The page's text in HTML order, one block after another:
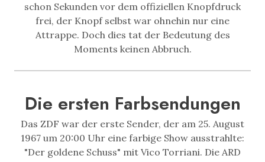
schon Sekunden vor dem offiziellen Knopfdruck
frei, der Knopf selbst war ohnehin nur eine
Attrappe. Doch dies tat der Bedeutung des
Moments keinen Abbruch.
Die ersten Farbsendungen
Das ZDF war der erste Sender, der am 25. August
1967 um 20:00 Uhr eine farbige Show ausstrahlte:
"Der goldene Schuss" mit Vico Torriani. Die ARD